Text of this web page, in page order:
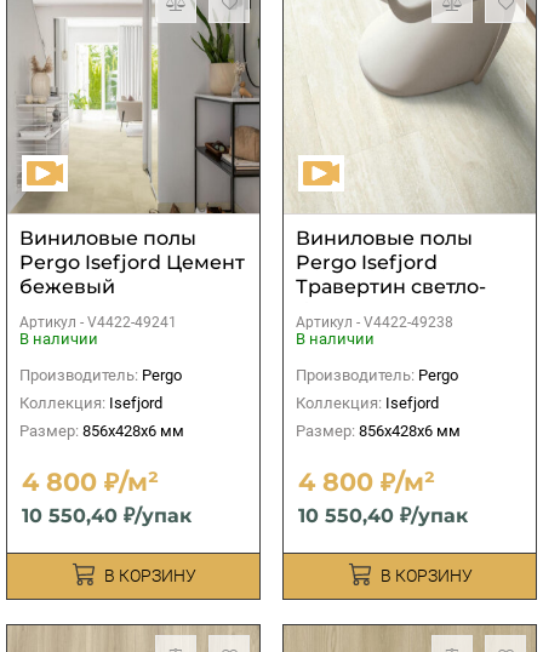
Виниловые полы
Pergo Isefjord Цемент
бежевый
Артикул - V4422-49241
В наличии
Производитель: Pergo
Коллекция: Isefjord
Размер: 856x428x6 мм
4 800 ₽/м²
10 550,40 ₽/упак
В КОРЗИНУ
Виниловые полы
Pergo Isefjord
Травертин светло-
бежевый
Артикул - V4422-49238
В наличии
Производитель: Pergo
Коллекция: Isefjord
Размер: 856x428x6 мм
4 800 ₽/м²
10 550,40 ₽/упак
В КОРЗИНУ